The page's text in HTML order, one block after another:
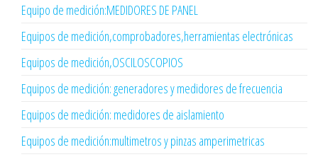
Equipo de medición:MEDIDORES DE PANEL
Equipos de medición,comprobadores,herramientas electrónicas
Equipos de medición,OSCILOSCOPIOS
Equipos de medición: generadores y medidores de frecuencia
Equipos de medición: medidores de aislamiento
Equipos de medición:multimetros y pinzas amperimetricas